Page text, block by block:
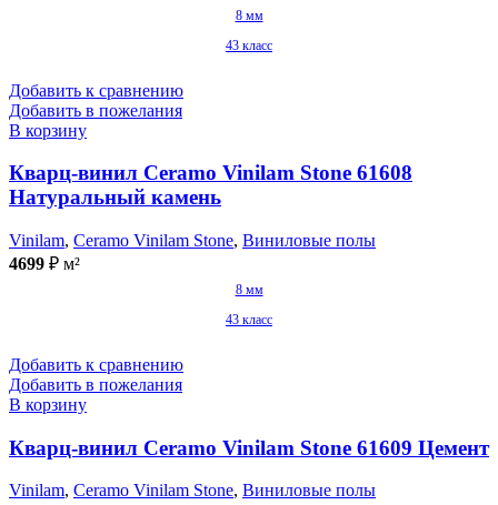
8 мм
43 класс
Добавить к сравнению
Добавить в пожелания
В корзину
Кварц-винил Ceramo Vinilam Stone 61608
Натуральный камень
Vinilam, Ceramo Vinilam Stone, Виниловые полы
4699 ₽ м²
8 мм
43 класс
Добавить к сравнению
Добавить в пожелания
В корзину
Кварц-винил Ceramo Vinilam Stone 61609 Цемент
Vinilam, Ceramo Vinilam Stone, Виниловые полы